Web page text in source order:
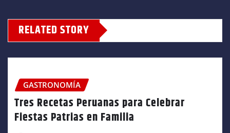
RELATED STORY
GASTRONOMÍA
Tres Recetas Peruanas para Celebrar
Fiestas Patrias en Familia